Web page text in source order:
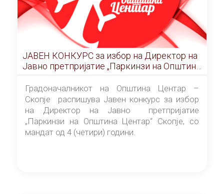
ЈАВЕН КОНКУРС за избор на Директор на
Јавно претпријатие „Паркинзи на Општина
Центар“ – Скопје
Градоначалникот на Општина Центар –
Скопје распишува Јавен конкурс за избор
на Директор на Јавно претпријатие
„Паркинзи на Општина Центар“ Скопје, со
мандат од 4 (четири) години.